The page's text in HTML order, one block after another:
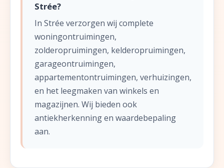
Strée?
In Strée verzorgen wij complete
woningontruimingen,
zolderopruimingen, kelderopruimingen,
garageontruimingen,
appartementontruimingen, verhuizingen,
en het leegmaken van winkels en
magazijnen. Wij bieden ook
antiekherkenning en waardebepaling
aan.